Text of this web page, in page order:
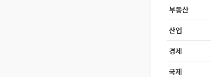
부동산
산업
경제
국제